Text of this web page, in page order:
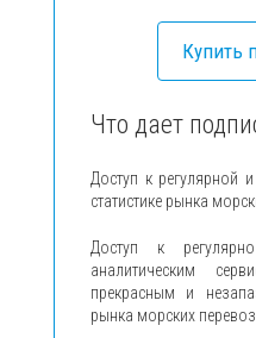
Купить
Что дает
Доступ к регулярной
статистике рынка
Доступ к
аналитическим
прекрасным и
рынка морских